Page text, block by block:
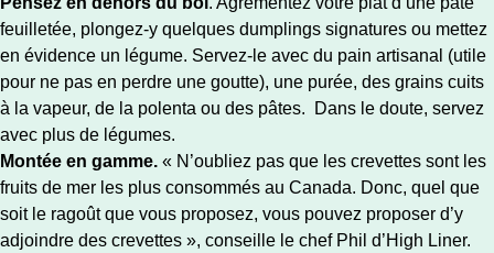
feuilletée, plongez-y quelques dumplings signatures ou mettez
en évidence un légume. Servez-le avec du pain artisanal (utile
pour ne pas en perdre une goutte), une purée, des grains cuits
à la vapeur, de la polenta ou des pâtes. Dans le doute, servez
avec plus de légumes.
Montée en gamme. « N’oubliez pas que les crevettes sont les
fruits de mer les plus consommés au Canada. Donc, quel que
soit le ragoût que vous proposez, vous pouvez proposer d’y
adjoindre des crevettes », conseille le chef Phil d’High Liner.